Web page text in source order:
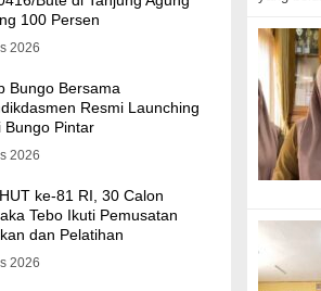
100 Persen
2026
Bungo Bersama
Resmi Launching
Bungo Pintar
2026
ke-81 RI, 30 Calon
Tebo Ikuti Pemusatan
dan Pelatihan
2026